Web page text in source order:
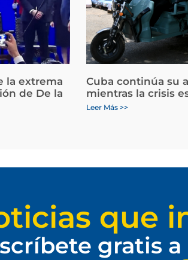
la extrema
de De la
Cuba continúa su
mientras la crisis
Leer Más >>
que
gratis